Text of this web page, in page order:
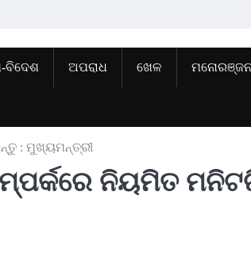
ବିଦେଶ ଅପରାଧ ଖେଳ
: ମୁଖ୍ୟମନ୍ତ୍ରୀ
ନିୟମିତ